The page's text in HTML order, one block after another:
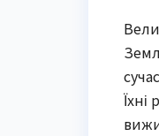
Їхні